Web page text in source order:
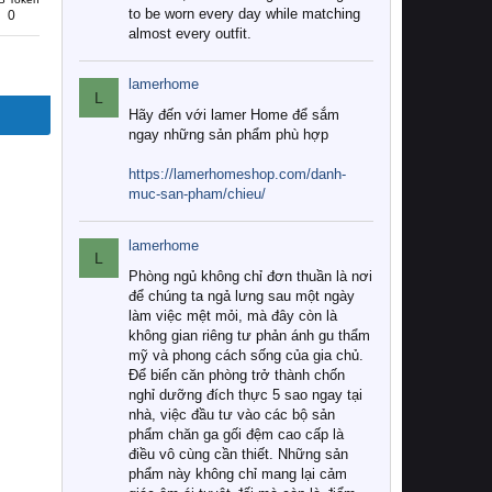
0
to be worn every day while matching
almost every outfit.
L
lamerhome
Hãy đến với lamer Home để sắm
ngay những sản phẩm phù hợp
https://lamerhomeshop.com/danh-
muc-san-pham/chieu/
L
lamerhome
Phòng ngủ không chỉ đơn thuần là nơi
để chúng ta ngả lưng sau một ngày
làm việc mệt mỏi, mà đây còn là
không gian riêng tư phản ánh gu thẩm
mỹ và phong cách sống của gia chủ.
Để biến căn phòng trở thành chốn
nghỉ dưỡng đích thực 5 sao ngay tại
nhà, việc đầu tư vào các bộ sản
phẩm chăn ga gối đệm cao cấp là
điều vô cùng cần thiết. Những sản
phẩm này không chỉ mang lại cảm